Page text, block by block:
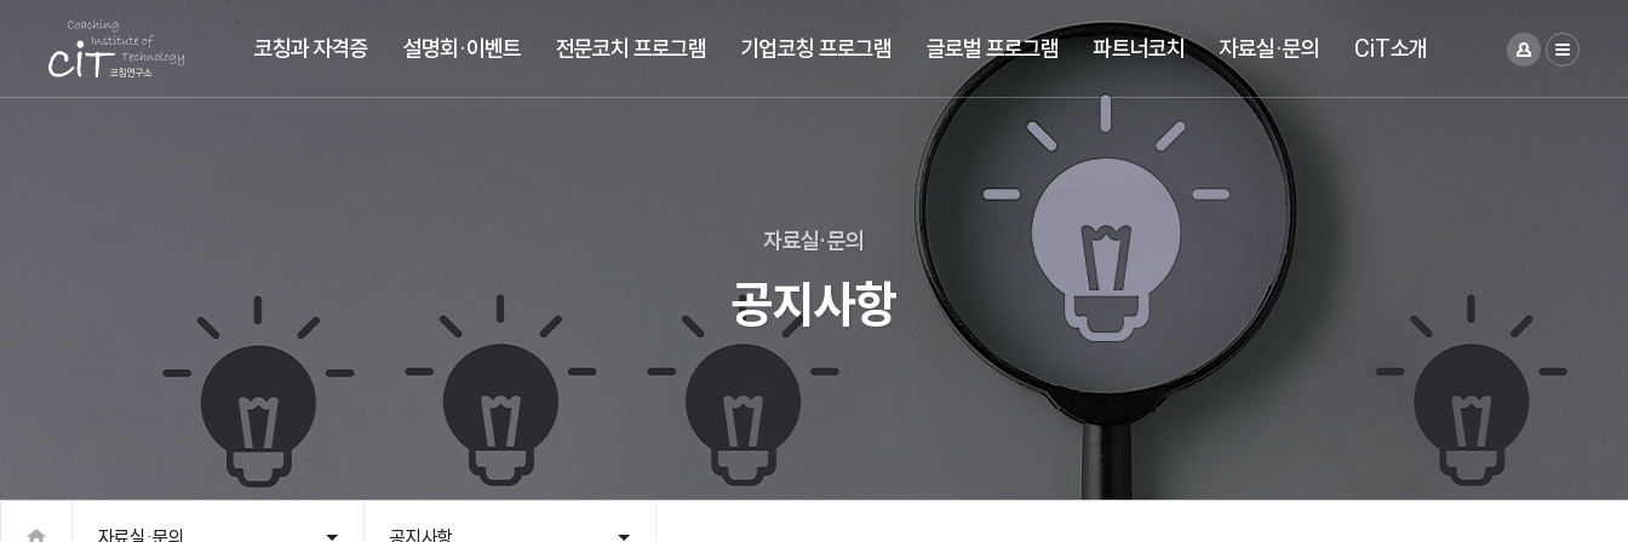
코칭과 자격증 설명회·이벤트 전문코치 프로그램 기업코칭 프로그램 글로벌 프로그램 파트너코치 자료실·문의 CiT소개
자료실·문의
공지사항
자료실·문의 공지사항